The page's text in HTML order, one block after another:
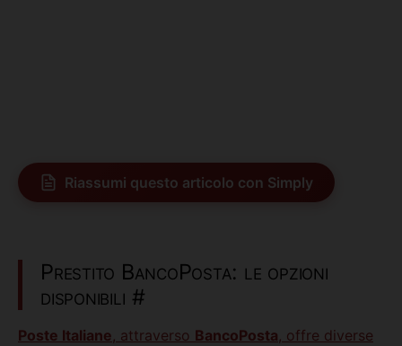
Riassumi questo articolo con Simply
Prestito BancoPosta: le opzioni
disponibili #
Poste Italiane, attraverso BancoPosta, offre diverse